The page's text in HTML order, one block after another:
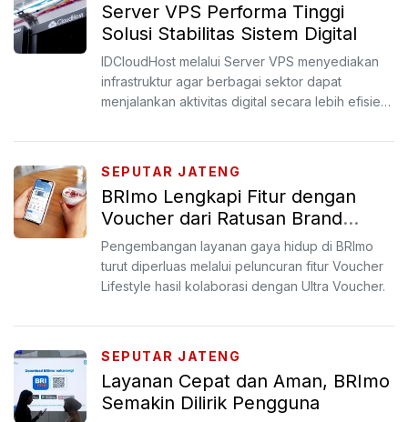
Server VPS Performa Tinggi
Solusi Stabilitas Sistem Digital
IDCloudHost melalui Server VPS menyediakan
infrastruktur agar berbagai sektor dapat
menjalankan aktivitas digital secara lebih efisien
SEPUTAR JATENG
BRImo Lengkapi Fitur dengan
Voucher dari Ratusan Brand
Ternama
Pengembangan layanan gaya hidup di BRImo
turut diperluas melalui peluncuran fitur Voucher
Lifestyle hasil kolaborasi dengan Ultra Voucher.
SEPUTAR JATENG
Layanan Cepat dan Aman, BRImo
Semakin Dilirik Pengguna